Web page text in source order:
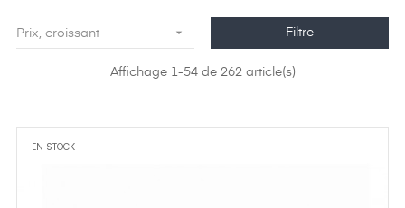
Prix, croissant  Filtre
Affichage 1-54 de 262 article(s)
EN STOCK